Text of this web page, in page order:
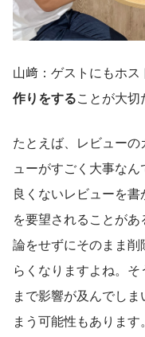
山﨑：ゲストにもホス
作りをすることが大切
たとえば、レビュー
ューがすごく大事な
良くないレビューを
を要望されることが
論をせずにそのまま
らくなりますよね。
まで影響が及んでし
まう可能性もあります。